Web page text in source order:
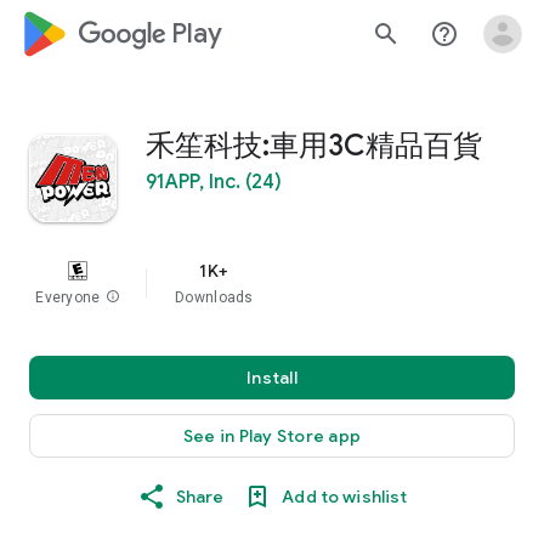
google_logo Play search help_outline
禾笙科技:車用3C精品百貨
91APP, Inc. (24)
Everyone info
1K+
Downloads
Install
See in Play Store app
Share Add to wishlist